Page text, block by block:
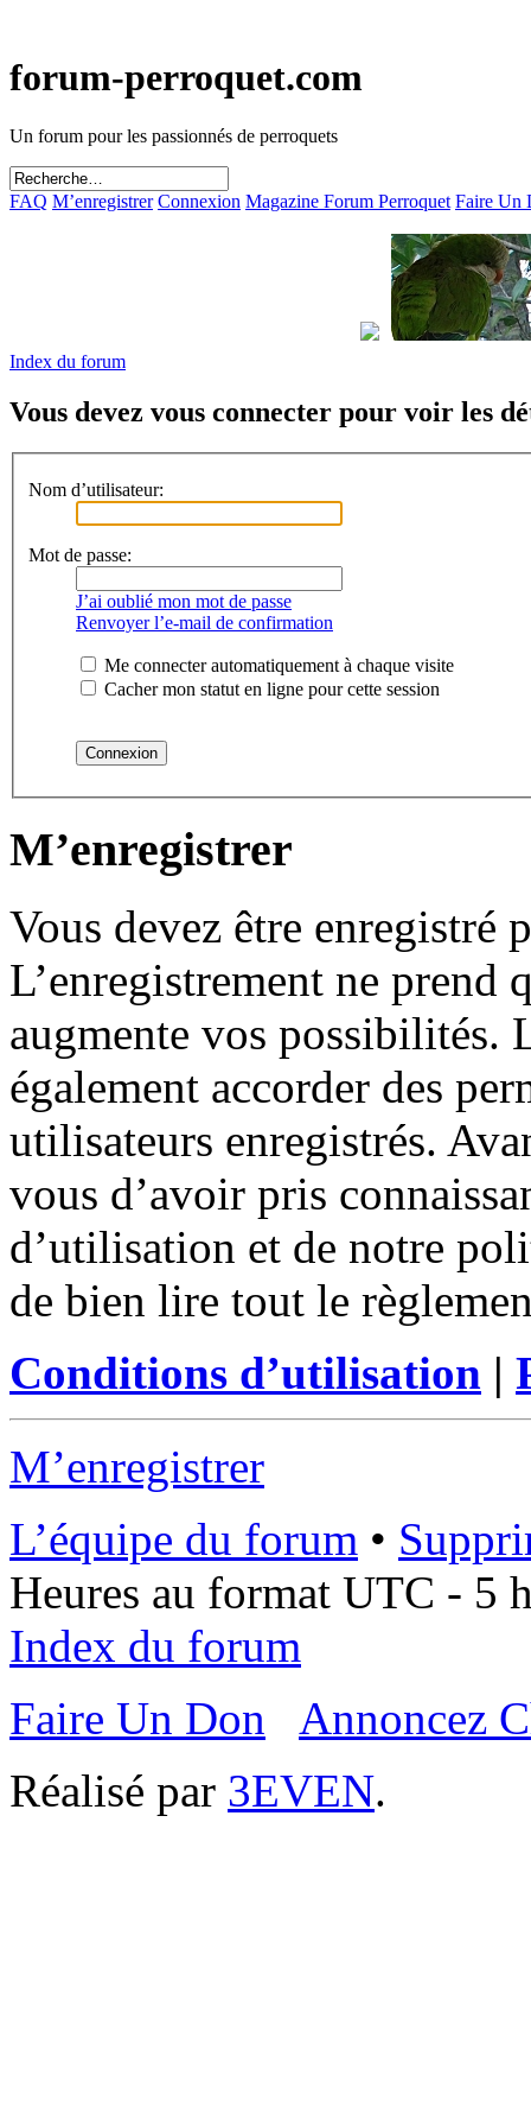
forum-perroquet.com
Un forum pour les passionnés de perroquets
FAQ M’enregistrer Connexion Magazine Forum Perroquet Faire Un
Index du forum
Vous devez vous connecter pour voir les
Nom d’utilisateur:
Mot de passe:
J’ai oublié mon mot de passe
Renvoyer l’e-mail de confirmation
Me connecter automatiquement à chaque visite
Cacher mon statut en ligne pour cette session
M’enregistrer
Vous devez être enregistré
L’enregistrement ne prend
augmente vos possibilités.
également accorder des
utilisateurs enregistrés.
vous d’avoir pris
d’utilisation et de notre
de bien lire tout le
Conditions d’utilisation |
M’enregistrer
L’équipe du forum •
Heures au format UTC - 5
Index du forum
Faire Un Don
Annoncez
Réalisé par 3EVEN.